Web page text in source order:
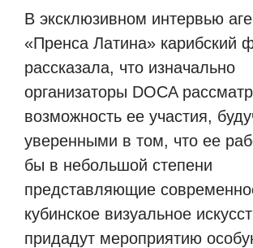
В эксклюзивном интервью
«Пренса Латина» карибский
рассказала, что изначально
организаторы DOCA
возможность ее участия,
уверенными в том, что ее
бы в небольшой степени
представляющие
кубинское визуальное
придадут мероприятию